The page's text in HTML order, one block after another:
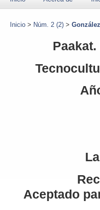
Inicio > Núm. 2 (2) >
Aceptado